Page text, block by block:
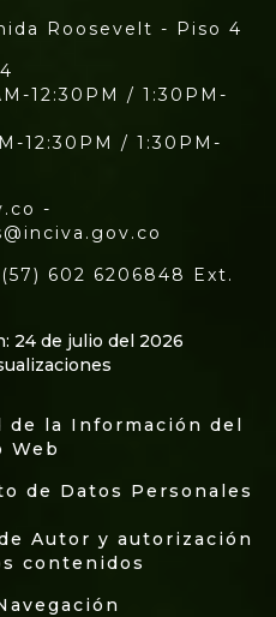
Roosevelt - Piso 4
12:30PM / 1:30PM-
12:30PM / 1:30PM-
-
602 6206848 Ext.
24 de julio del 2026
de la Información del
Web
de Datos Personales
Autor y autorización
contenidos